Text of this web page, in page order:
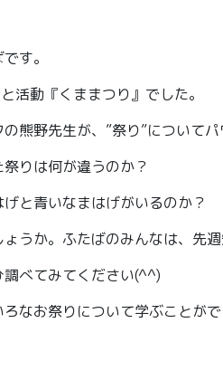
す。
活動『くままつり』でした。
熊野先生が、”祭り”について
りは何が違うのか？
と青いなまはげがいるのか？
うか。ふたばのみんなは、先
べてみてください(^^)
なお祭りについて学ぶことが